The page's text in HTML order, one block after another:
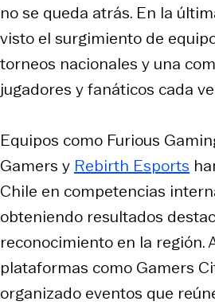
no se queda atrás. En la
visto el surgimiento de
torneos nacionales y una
jugadores y fanáticos cada
Equipos como Furious
Gamers y Rebirth Esports
Chile en competencias
obteniendo resultados
reconocimiento en la región.
plataformas como Gamers
organizado eventos que